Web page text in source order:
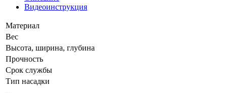
Видеоинструкция
Материал
Вес
Высота, ширина, глубина
Прочность
Срок службы
Тип насадки